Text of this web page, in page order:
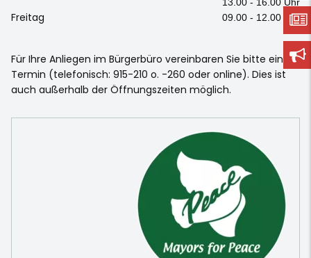
Freitag 09.00 - 12.00 Uhr
Für Ihre Anliegen im Bürgerbüro vereinbaren Sie bitte einen
Termin (telefonisch: 915-210 o. -260 oder online). Dies ist
auch außerhalb der Öffnungszeiten möglich.